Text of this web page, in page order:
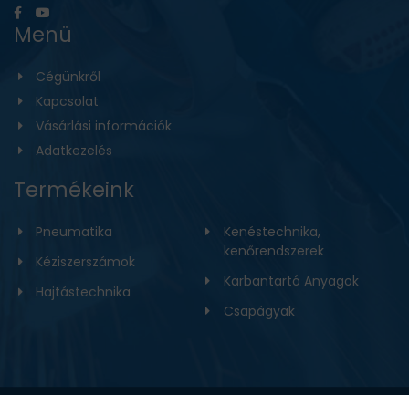
Menü
Cégünkről
Kapcsolat
Vásárlási információk
Adatkezelés
Termékeink
Pneumatika
Kéziszerszámok
Hajtástechnika
Kenéstechnika,
kenőrendszerek
Karbantartó Anyagok
Csapágyak